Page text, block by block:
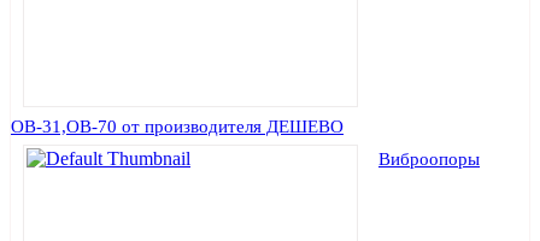
ОВ-31,ОВ-70 от производителя ДЕШЕВО
Виброопоры